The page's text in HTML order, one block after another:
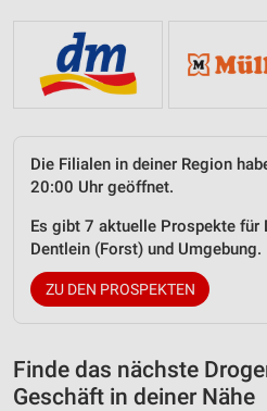
Die Filialen in deiner Region
20:00 Uhr geöffnet.
Es gibt 7 aktuelle Prospekte für
Dentlein (Forst) und Umgebung.
ZU DEN PROSPEKTEN
Finde das nächste
Geschäft in deiner Nähe